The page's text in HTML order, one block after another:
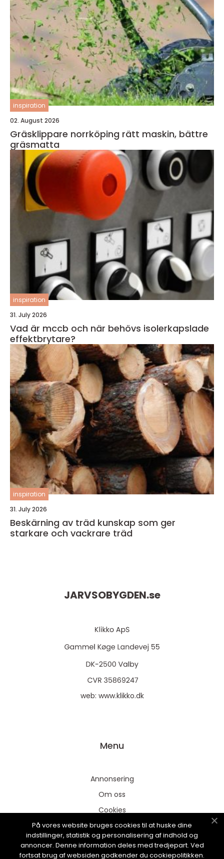
inspiration
02. August 2026
Gräsklippare norrköping rätt maskin, bättre
gräsmatta
inspiration
31. July 2026
Vad är mccb och när behövs isolerkapslade
effektbrytare?
inspiration
31. July 2026
Beskärning av träd kunskap som ger
starkare och vackrare träd
JARVSOBYGDEN.se
web: www.klikko.dk
Menu
Annonsering
Om oss
Cookies
Kontakta oss
Sitemap
På vores website bruges cookies til at huske dine
indstillinger, statistik og personalisering af indhold og
annoncer. Denne information deles med tredjepart. Ved
fortsat brug af websiden godkender du cookiepolitikken.